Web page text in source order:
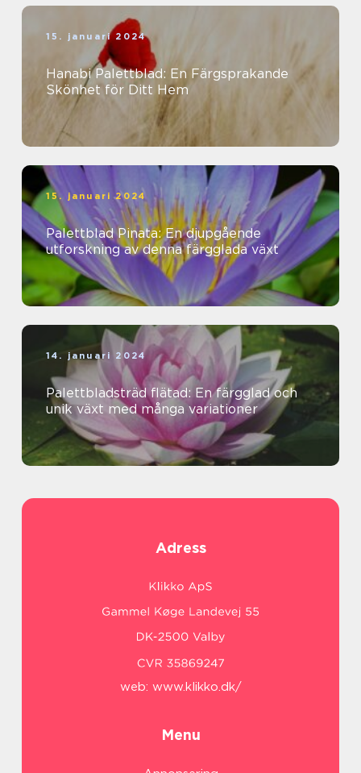
15. januari 2024
Hanabi Palettblad: En Färgsprakande
Skönhet för Ditt Hem
15. januari 2024
Palettblad Pinata: En djupgående
utforskning av denna färgglada växt
14. januari 2024
Palettbladsträd flätad: En färgglad och
unik växt med många variationer
Adress
web: www.klikko.dk/
Menu